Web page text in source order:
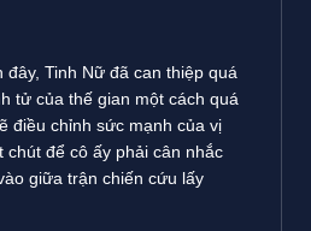
đây, Tinh Nữ đã can thiệp quá
tử của thế gian một cách quá
điều chỉnh sức mạnh của vị
để cô ấy phải cân nhắc
giữa trận chiến cứu lấy